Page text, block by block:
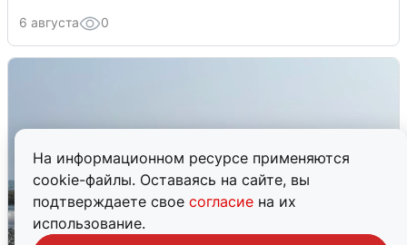
На информационном ресурсе применяются
cookie-файлы. Оставаясь на сайте, вы
подтверждаете свое согласие на их
использование.
6 августа 0